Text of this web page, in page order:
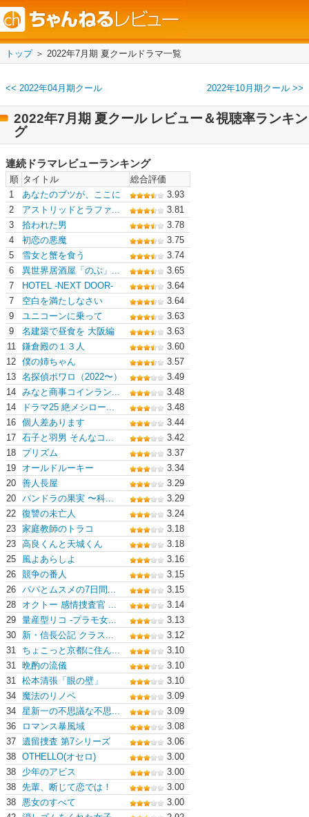
トップ＞ 2022年7月期 夏クールドラマ一覧
<< 2022年04月期クール 2022年10月期クール >>
2022年7月期 夏クール レビュー＆視聴率ランキン
グ
連続ドラマレビューランキング
順 タイトル
総合評価
1
あなたのブツが、ここに
3.93
2
アストリッドとラファ...
3.81
3
拾われた男
3.78
4
初恋の悪魔
3.75
5
雪女と蟹を食う
3.74
6
異世界居酒屋「のぶ」...
3.65
7
HOTEL -NEXT DOOR-
3.64
7
空白を満たしなさい
3.64
9
ユニコーンに乗って
3.63
9
名建築で昼食を 大阪編
3.63
11
鎌倉殿の１３人
3.60
12 僕の姉ちゃん
3.57
13 名探偵ポワロ（2022〜）
3.49
14 みなと商事コインラン...
3.48
14
ドラマ25 絶メシロー...
3.48
16 個人差あります
3.44
17 石子と羽男 そんなコ...
3.42
18
プリズム
3.37
19
オールドルーキー
3.34
20 善人長屋
3.29
20 パンドラの果実 〜科...
3.29
22 復讐の未亡人
3.24
23 家庭教師のトラコ
3.18
23 高良くんと天城くん
3.18
25
風よあらしよ
3.16
26 競争の番人
3.15
26 パパとムスメの7日間...
3.15
28
オクトー 感情捜査官 ...
3.14
29 量産型リコ -プラモ女...
3.13
30
新・信長公記 クラス...
3.12
31
ちょこっと京都に住ん...
3.10
31 晩酌の流儀
3.10
31 松本清張「眼の壁」
3.10
34
魔法のリノベ
3.09
34 星新一の不思議な不思...
3.09
36
ロマンス暴風域
3.08
37 遺留捜査 第7シリーズ
3.06
38 OTHELLO(オセロ)
3.00
38
少年のアビス
3.00
38 先輩、断じて恋では！
3.00
38 悪女のすべて
3.00